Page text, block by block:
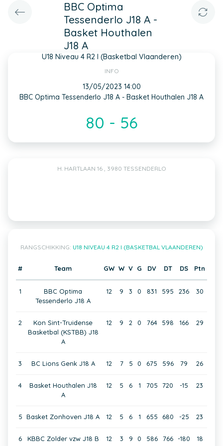
BBC Optima
Tessenderlo J18 A -
Basket Houthalen
J18 A
U18 Niveau 4 R2 I (Basketbal Vlaanderen)
INFO
13/05/2023 14:00
BBC Optima Tessenderlo J18 A - Basket Houthalen J18 A
80 - 56
H. HARTLAAN 16 , 3980 TESSENDERLO
RANGSCHIKKING: U18 NIVEAU 4 R2 I (BASKETBAL VLAANDEREN)
# Team GW W V G DV DT DS Ptn
1
BBC Optima
Tessenderlo J18 A
12 9 3 0 831 595 236 30
2
Kon Sint-Truidense
Basketbal (KSTBB) J18
A
12 9 2 0 764 598 166 29
3 BC Lions Genk J18 A 12 7 5 0 675 596 79 26
4
Basket Houthalen J18
A
12 5 6 1 705 720 -15 23
5 Basket Zonhoven J18 A 12 5 6 1 655 680 -25 23
6 KBBC Zolder vzw J18 B 12 3 9 0 586 766 -180 18